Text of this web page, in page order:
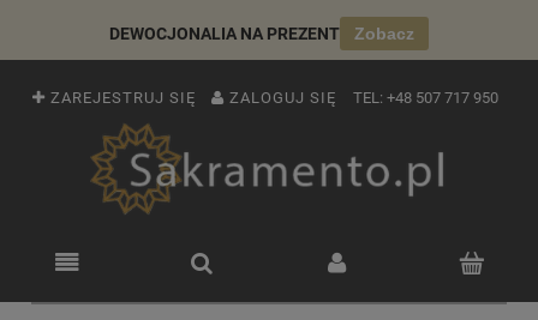
DEWOCJONALIA NA PREZENT Zobacz
ZAREJESTRUJ SIĘ ZALOGUJ SIĘ TEL: +48 507 717 950